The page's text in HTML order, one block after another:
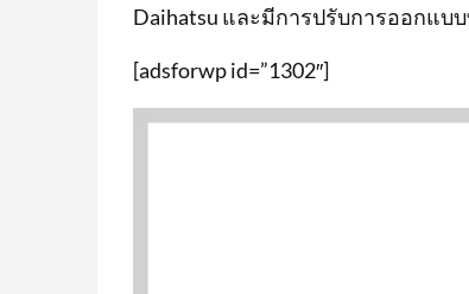
Daihatsu และมีการปรับการออกแ
[adsforwp id=”1302″]